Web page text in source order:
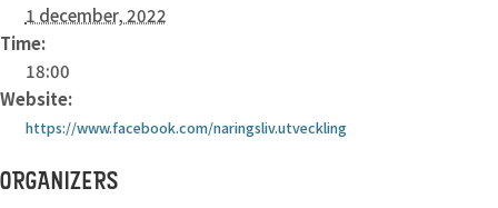
1 december, 2022
Time:
18:00
Website:
https://www.facebook.com/naringsliv.utveckling
ORGANIZERS